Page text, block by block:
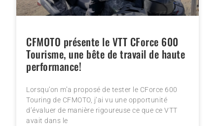
CFMOTO présente le VTT CForce 600
Tourisme, une bête de travail de haute
performance!
Lorsqu’on m’a proposé de tester le CForce 600
Touring de CFMOTO, j’ai vu une opportunité
d’évaluer de manière rigoureuse ce que ce VTT
avait dans le